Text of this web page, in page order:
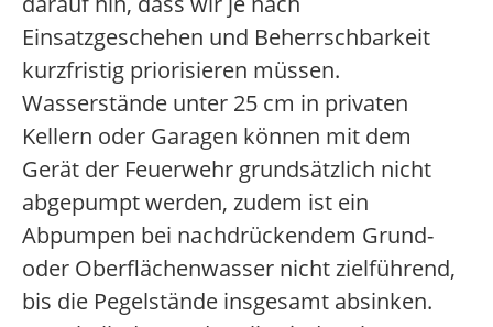
Einsatzgeschehen und Beherrschbarkeit
kurzfristig priorisieren müssen.
Wasserstände unter 25 cm in privaten
Kellern oder Garagen können mit dem
Gerät der Feuerwehr grundsätzlich nicht
abgepumpt werden, zudem ist ein
Abpumpen bei nachdrückendem Grund-
oder Oberflächenwasser nicht zielführend,
bis die Pegelstände insgesamt absinken.